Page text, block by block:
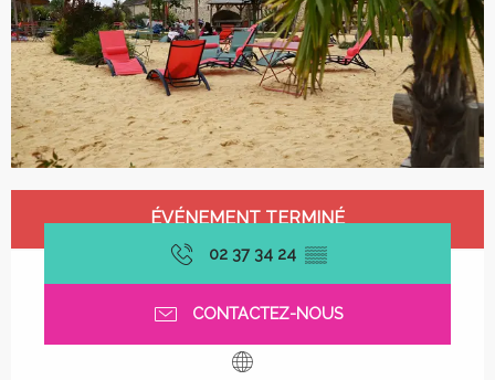
Ouverture et coordonnées
ÉVÉNEMENT TERMINÉ
02 37 34 24 ▒▒
CONTACTEZ-NOUS